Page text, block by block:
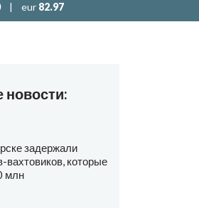
| eur 82.97
новости:
задержали
вахтовиков, которые
млн